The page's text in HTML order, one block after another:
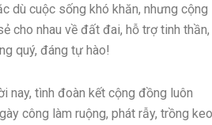
dù cuộc sống khó khăn, nhưng cộng
cho nhau về đất đai, hỗ trợ tinh thần,
quý, đáng tự hào!
nay, tình đoàn kết cộng đồng luôn
công làm ruộng, phát rẫy, trồng keo